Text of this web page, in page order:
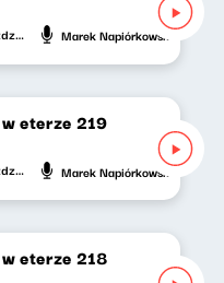
17 października 2024 Marek Napiórkowski
eterze 219
10 października 2024 Marek Napiórkowski
eterze 218